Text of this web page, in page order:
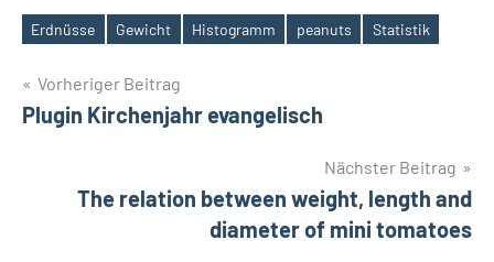
Schlagwörter
Erdnüsse Gewicht Histogramm peanuts Statistik
Beitragsnavigation
Vorheriger Beitrag
Plugin Kirchenjahr evangelisch
Nächster Beitrag
The relation between weight, length and
diameter of mini tomatoes